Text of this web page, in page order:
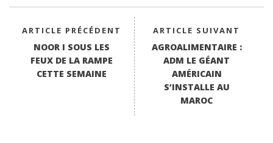
pp
ARTICLE PRÉCÉDENT
NOOR I SOUS LES
FEUX DE LA RAMPE
CETTE SEMAINE
ARTICLE SUIVANT
AGROALIMENTAIRE :
ADM LE GÉANT
AMÉRICAIN
S’INSTALLE AU
MAROC